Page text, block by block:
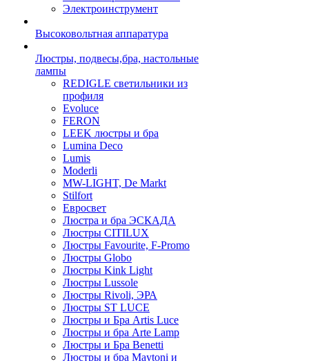
Электроинструмент
Высоковольтная аппаратура
Люстры, подвесы,бра, настольные
лампы
REDIGLE светильники из
профиля
Evoluce
FERON
LEEK люстры и бра
Lumina Deco
Lumis
Moderli
MW-LIGHT, De Markt
Stilfort
Евросвет
Люстра и бра ЭСКАДА
Люстры CITILUX
Люстры Favourite, F-Promo
Люстры Globo
Люстры Kink Light
Люстры Lussole
Люстры Rivoli, ЭРА
Люстры ST LUCE
Люстры и Бра Artis Luce
Люстры и бра Arte Lamp
Люстры и Бра Benetti
Люстры и бра Maytoni и